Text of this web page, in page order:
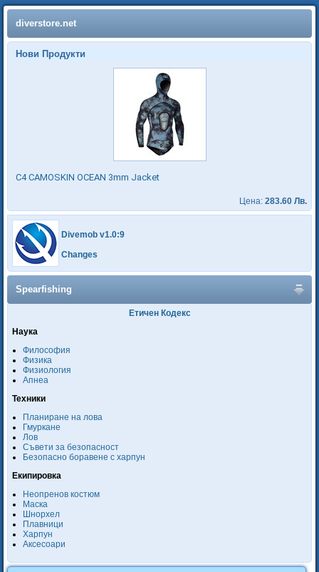
diverstore.net
Нови Продукти
C4 CAMOSKIN OCEAN 3mm Jacket
Цена: 283.60 Лв.
Divemob v1.0:9
Changes
Spearfishing
Етичен Кодекс
Наука
Философия
Физика
Физиология
Апнеа
Техники
Планиране на лова
Гмуркане
Лов
Съвети за безопасност
Безопасно боравене с харпун
Екипировка
Неопренов костюм
Маска
Шнорхел
Плавници
Харпун
Аксесоари